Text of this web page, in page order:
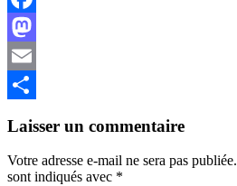
Facebook
Mastodon
Email
Laisser un commentaire
Votre adresse e-mail ne sera pas publiée.
sont indiqués avec *